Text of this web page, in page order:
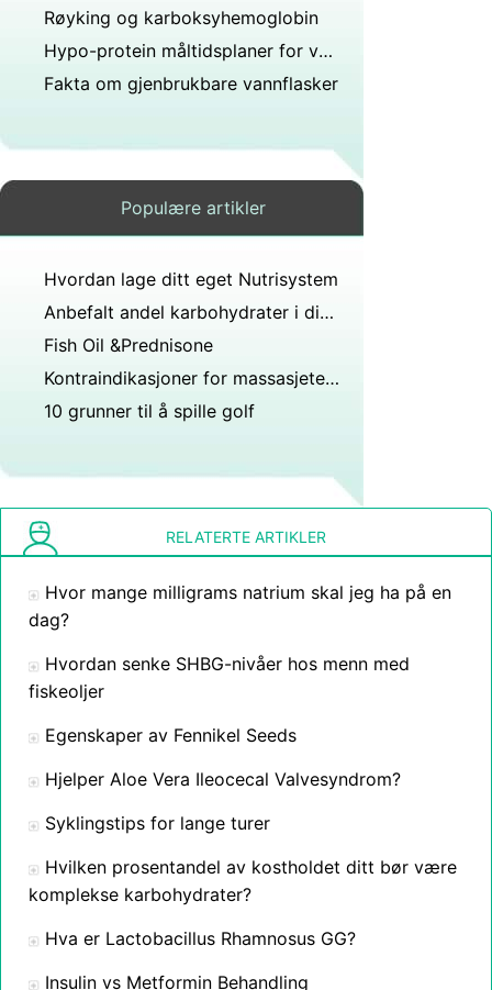
Røyking og karboksyhemoglobin
Hypo-protein måltidsplaner for vekttap
Fakta om gjenbrukbare vannflasker
Populære artikler
Hvordan lage ditt eget Nutrisystem
Anbefalt andel karbohydrater i dietten
Fish Oil &Prednisone
Kontraindikasjoner for massasjeterapi
10 grunner til å spille golf
RELATERTE ARTIKLER
Hvor mange milligrams natrium skal jeg ha på en
dag?
Hvordan senke SHBG-nivåer hos menn med
fiskeoljer
Egenskaper av Fennikel Seeds
Hjelper Aloe Vera Ileocecal Valvesyndrom?
Syklingstips for lange turer
Hvilken prosentandel av kostholdet ditt bør være
komplekse karbohydrater?
Hva er Lactobacillus Rhamnosus GG?
Insulin vs Metformin Behandling